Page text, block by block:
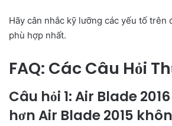
Hãy cân nhắc kỹ lưỡng các yếu tố trên
phù hợp nhất.
FAQ: Các Câu Hỏi
Câu hỏi 1: Air Blade
hơn Air Blade 2015